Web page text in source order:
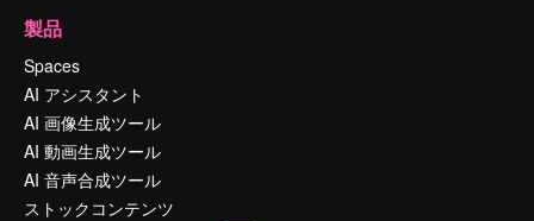
製品
Spaces
AI アシスタント
AI 画像生成ツール
AI 動画生成ツール
AI 音声合成ツール
ストックコンテンツ